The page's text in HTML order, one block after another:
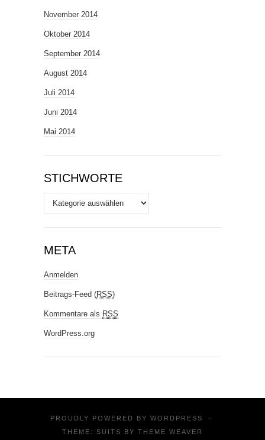
November 2014
Oktober 2014
September 2014
August 2014
Juli 2014
Juni 2014
Mai 2014
STICHWORTE
Stichworte
META
Anmelden
Beitrags-Feed (RSS)
Kommentare als RSS
WordPress.org
PROUDLY POWERED BY WORDPRESS
·
THEME: SUITS BY THEME WEAVER